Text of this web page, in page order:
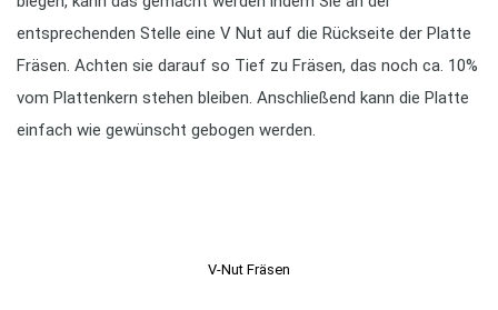
entsprechenden Stelle eine V Nut auf die Rückseite der Platte
Fräsen. Achten sie darauf so Tief zu Fräsen, das noch ca. 10%
vom Plattenkern stehen bleiben. Anschließend kann die Platte
einfach wie gewünscht gebogen werden.
V-Nut Fräsen